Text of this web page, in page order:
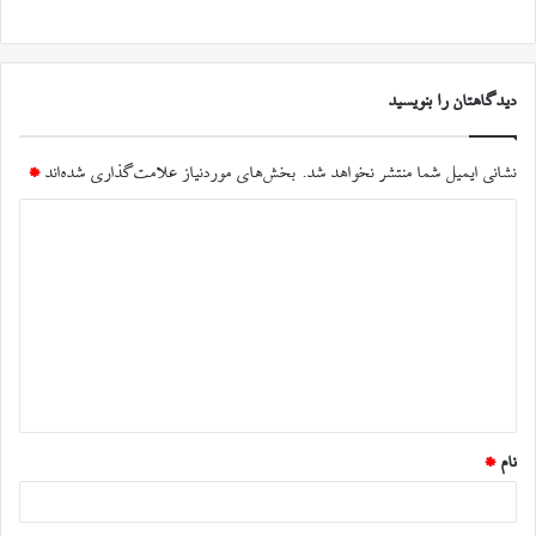
دیدگاهتان را بنویسید
نشانی ایمیل شما منتشر نخواهد شد. بخش‌های موردنیاز علامت‌گذاری شده‌اند *
*
نام *